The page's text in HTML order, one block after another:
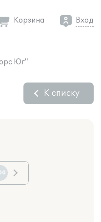
Корзина Вход
Юг"
К списку